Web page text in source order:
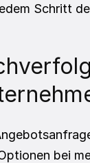
Schritt
bei